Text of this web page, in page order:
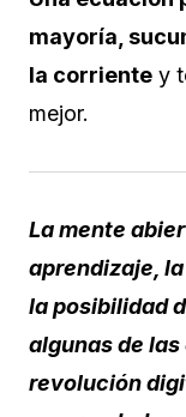
mayoría,
la corriente y
mejor.
La mente
aprendizaje,
la posibilidad
algunas de
revolución